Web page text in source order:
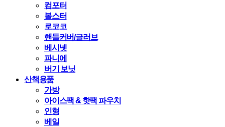
컴포터
볼스터
로코코
핸들커버/글러브
베시넷
파니에
버기 보닛
산책용품
가방
아이스팩 & 핫팩 파우치
인형
베일